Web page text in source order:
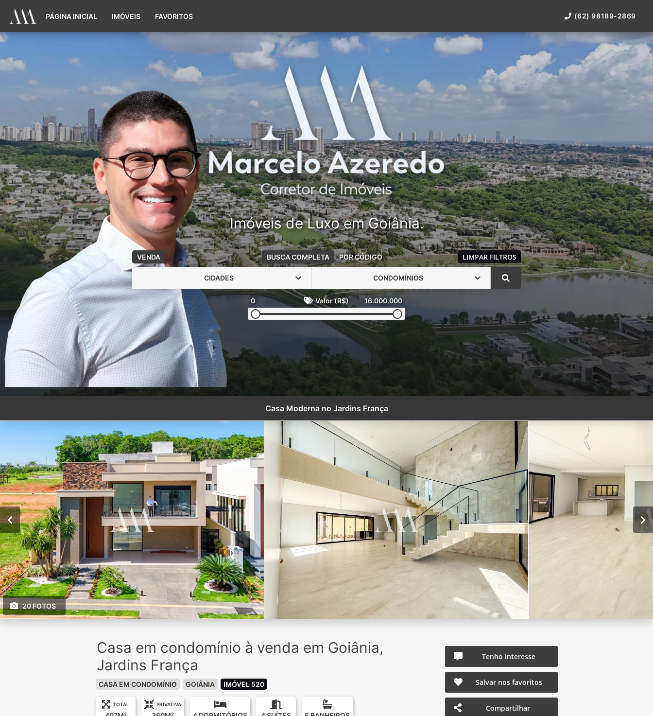
PÁGINA INICIAL IMÓVEIS FAVORITOS (62) 98189-2869
Imóveis de Luxo em Goiânia.
VENDA BUSCA COMPLETA POR CÓDIGO LIMPAR FILTROS
CIDADES CONDOMÍNIOS
0 Valor (R$) 16.000.000
Casa Moderna no Jardins França
20 FOTOS
Casa em condomínio à venda em Goiânia,
Jardins França
CASA EM CONDOMÍNIO GOIÂNIA IMÓVEL 520
TOTAL PRIVATIVA
Tenho interesse
Salvar nos favoritos
Compartilhar